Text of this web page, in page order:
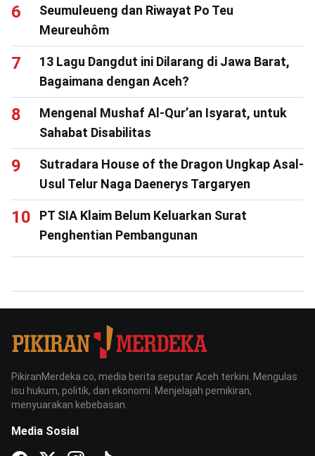
Seumuleueng dan Riwayat Po Teu
Meureuhôm
13 Lagu Dangdut ini Dilarang di Jawa Barat,
Bagaimana dengan Aceh?
Mengenal Mushaf Al-Qur’an Isyarat, untuk
Sahabat Disabilitas
Sutradara House of the Dragon Ungkap Asal-
Usul Telur Naga Daenerys Targaryen
PT SIA Klaim Belum Keluarkan Surat
Penghentian Pembangunan
PikiranMerdeka.co, media berita seputar Aceh terkini. Mengulas
isu hukum, politik, dan ekonomi. Menjelajah pemikiran,
menyuarakan kebebasan.
Media Sosial